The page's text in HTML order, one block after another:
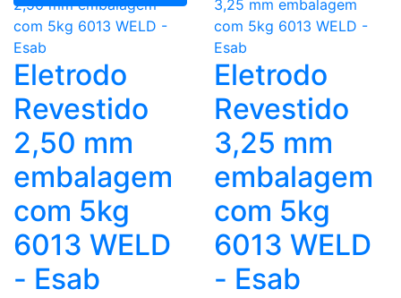
Eletrodo
Revestido
2,50 mm
embalagem
com 5kg
6013 WELD
- Esab
Eletrodo
Revestido
3,25 mm
embalagem
com 5kg
6013 WELD
- Esab